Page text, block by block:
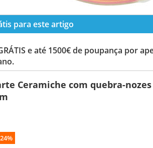
para este artigo
e até 1500€ de poupança por
Ceramiche com quebra-nozes